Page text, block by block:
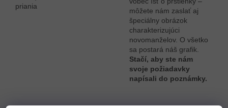
môžete nám zaslať aj
špeciálny obrázok
charakterizujúci
novomanželov. O všetko
sa postará náš grafik.
Stačí, aby ste nám
svoje požiadavky
napísali do poznámky.